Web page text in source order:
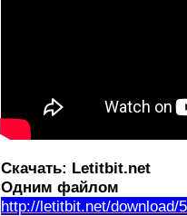
Скачать: Letitbit.net
Одним файлом
http://letitbit.net/download/